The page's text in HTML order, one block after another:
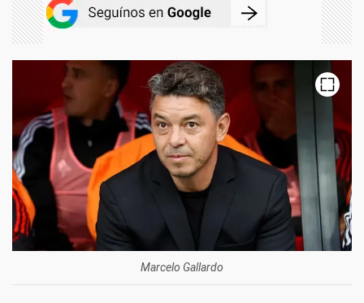
Marcelo Gallardo